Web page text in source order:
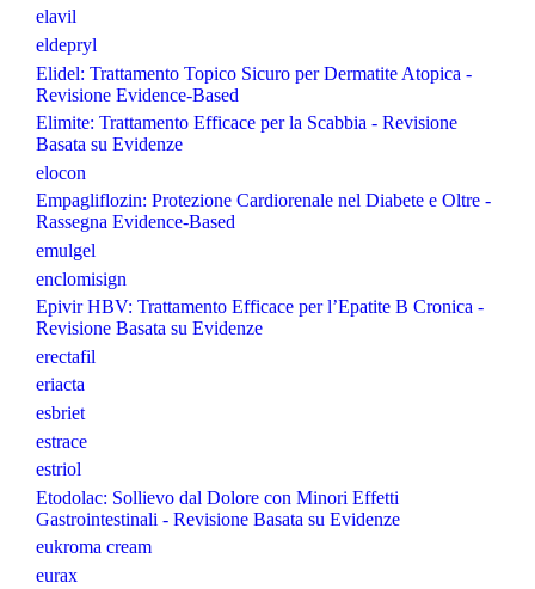
elavil
eldepryl
Elidel: Trattamento Topico Sicuro per Dermatite Atopica -
Revisione Evidence-Based
Elimite: Trattamento Efficace per la Scabbia - Revisione
Basata su Evidenze
elocon
Empagliflozin: Protezione Cardiorenale nel Diabete e Oltre -
Rassegna Evidence-Based
emulgel
enclomisign
Epivir HBV: Trattamento Efficace per l’Epatite B Cronica -
Revisione Basata su Evidenze
erectafil
eriacta
esbriet
estrace
estriol
Etodolac: Sollievo dal Dolore con Minori Effetti
Gastrointestinali - Revisione Basata su Evidenze
eukroma cream
eurax